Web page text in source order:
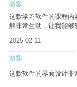
游客
这款学习软件的课程
解非常生动，让我能够
2025-02-11
游客
这款软件的界面设计非